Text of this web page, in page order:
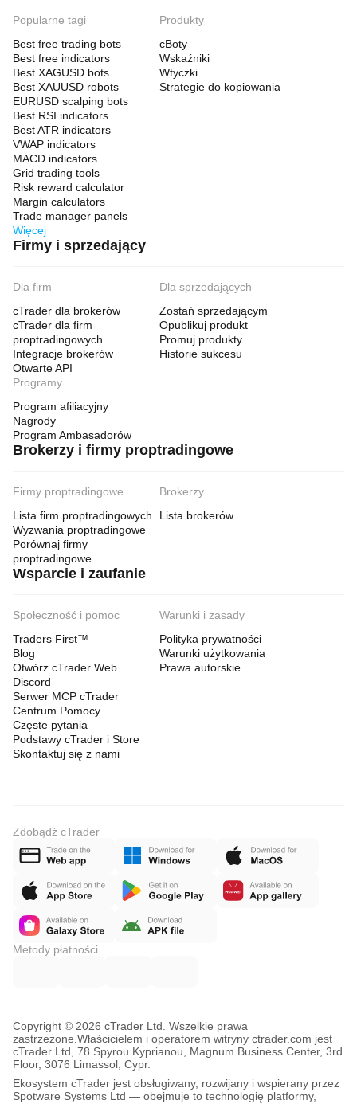
Popularne tagi
Best free trading bots
Best free indicators
Best XAGUSD bots
Best XAUUSD robots
EURUSD scalping bots
Best RSI indicators
Best ATR indicators
VWAP indicators
MACD indicators
Grid trading tools
Risk reward calculator
Margin calculators
Trade manager panels
Więcej
Produkty
cBoty
Wskaźniki
Wtyczki
Strategie do kopiowania
Firmy i sprzedający
Dla firm
cTrader dla brokerów
cTrader dla firm
proptradingowych
Integracje brokerów
Otwarte API
Dla sprzedających
Zostań sprzedającym
Opublikuj produkt
Promuj produkty
Historie sukcesu
Programy
Program afiliacyjny
Nagrody
Program Ambasadorów
Brokerzy i firmy proptradingowe
Firmy proptradingowe
Lista firm proptradingowych
Wyzwania proptradingowe
Porównaj firmy
proptradingowe
Brokerzy
Lista brokerów
Wsparcie i zaufanie
Społeczność i pomoc
Traders First™
Blog
Otwórz cTrader Web
Discord
Serwer MCP cTrader
Centrum Pomocy
Częste pytania
Podstawy cTrader i Store
Skontaktuj się z nami
Warunki i zasady
Polityka prywatności
Warunki użytkowania
Prawa autorskie
Zdobądź cTrader
Metody płatności
Copyright © 2026 cTrader Ltd. Wszelkie prawa
zastrzeżone. Właścicielem i operatorem witryny ctrader.com jest
cTrader Ltd, 78 Spyrou Kyprianou, Magnum Business Center, 3rd
Floor, 3076 Limassol, Cypr.
Ekosystem cTrader jest obsługiwany, rozwijany i wspierany przez
Spotware Systems Ltd — obejmuje to technologię platformy,